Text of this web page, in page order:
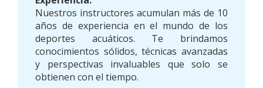
Nuestros instructores acumulan más de 10
años de experiencia en el mundo de los
deportes acuáticos. Te brindamos
conocimientos sólidos, técnicas avanzadas
y perspectivas invaluables que solo se
obtienen con el tiempo.